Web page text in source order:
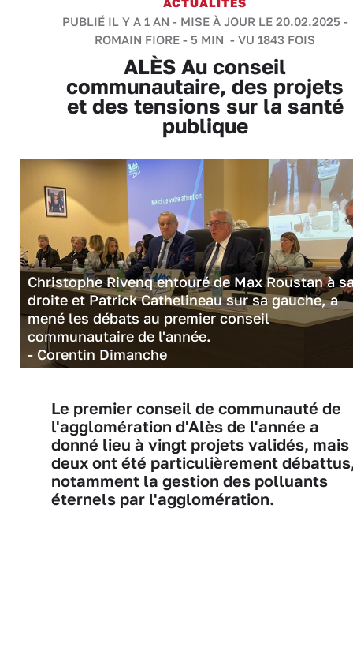
PUBLIÉ IL Y A 1 AN - MISE À JOUR LE 20.02.2025 -
ROMAIN FIORE - 5 MIN - VU 1843 FOIS
ALÈS Au conseil
communautaire, des projets
et des tensions sur la santé
publique
Christophe Rivenq entouré de Max Roustan à
droite et Patrick Cathelineau sur sa gauche, a
mené les débats au premier conseil
communautaire de l'année.
- Corentin Dimanche
Le premier conseil de communauté de
l'agglomération d'Alès de l'année a
donné lieu à vingt projets validés, mais
deux ont été particulièrement
notamment la gestion des polluants
éternels par l'agglomération.